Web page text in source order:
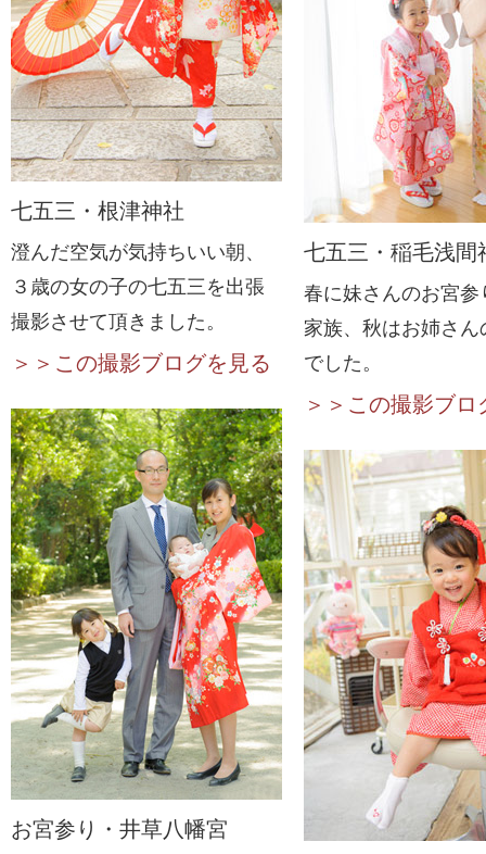
七五三・根津神社
澄んだ空気が気持ちいい朝、
３歳の女の子の七五三を出張
撮影させて頂きました。
＞＞この撮影ブログを見る
お宮参り・井草八幡宮
七五三・稲毛浅間
春に妹さんのお宮参
家族、秋はお姉さん
でした。
＞＞この撮影ブロ